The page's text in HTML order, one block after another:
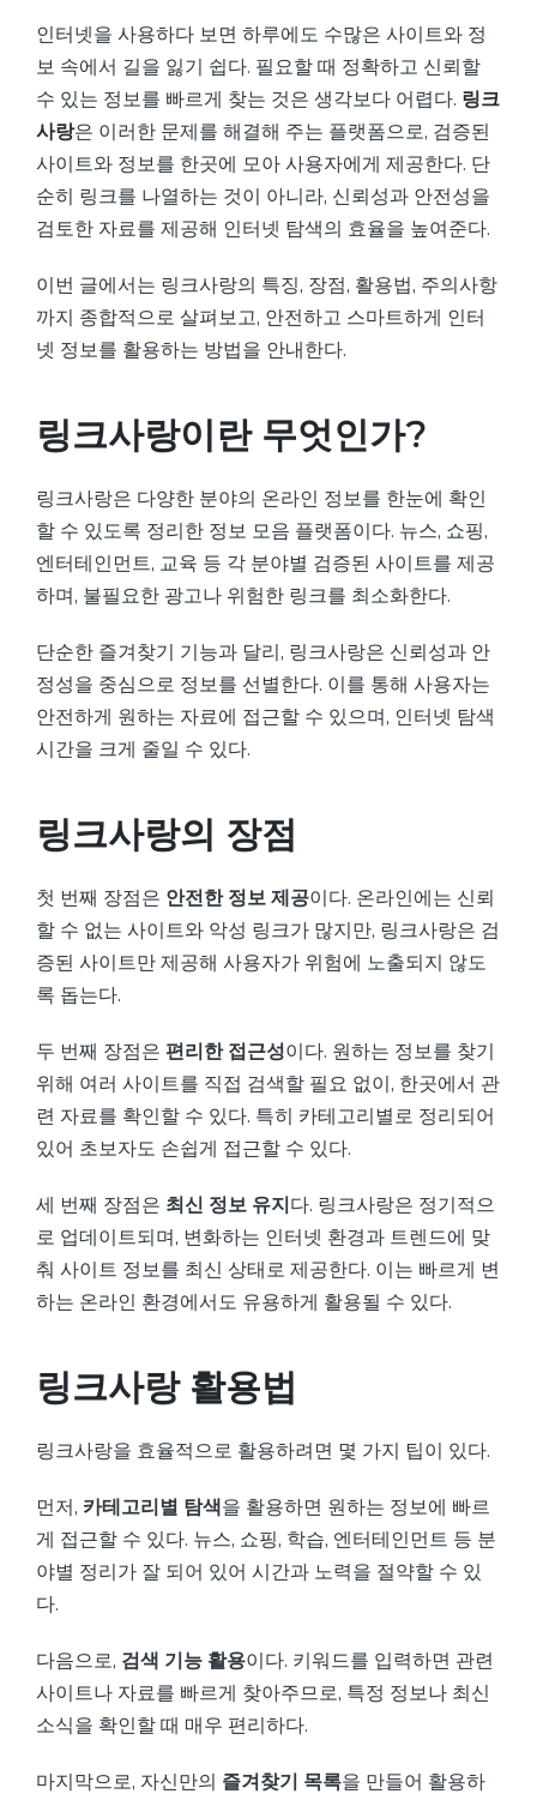
인터넷을 사용하다 보면 하루에도 수많은 사이트와 정
보 속에서 길을 잃기 쉽다. 필요할 때 정확하고 신뢰할
수 있는 정보를 빠르게 찾는 것은 생각보다 어렵다. 링크
사랑은 이러한 문제를 해결해 주는 플랫폼으로, 검증된
사이트와 정보를 한곳에 모아 사용자에게 제공한다. 단
순히 링크를 나열하는 것이 아니라, 신뢰성과 안전성을
검토한 자료를 제공해 인터넷 탐색의 효율을 높여준다.
이번 글에서는 링크사랑의 특징, 장점, 활용법, 주의사항
까지 종합적으로 살펴보고, 안전하고 스마트하게 인터
넷 정보를 활용하는 방법을 안내한다.
링크사랑이란 무엇인가?
링크사랑은 다양한 분야의 온라인 정보를 한눈에 확인
할 수 있도록 정리한 정보 모음 플랫폼이다. 뉴스, 쇼핑,
엔터테인먼트, 교육 등 각 분야별 검증된 사이트를 제공
하며, 불필요한 광고나 위험한 링크를 최소화한다.
단순한 즐겨찾기 기능과 달리, 링크사랑은 신뢰성과 안
정성을 중심으로 정보를 선별한다. 이를 통해 사용자는
안전하게 원하는 자료에 접근할 수 있으며, 인터넷 탐색
시간을 크게 줄일 수 있다.
링크사랑의 장점
첫 번째 장점은 안전한 정보 제공이다. 온라인에는 신뢰
할 수 없는 사이트와 악성 링크가 많지만, 링크사랑은 검
증된 사이트만 제공해 사용자가 위험에 노출되지 않도
록 돕는다.
두 번째 장점은 편리한 접근성이다. 원하는 정보를 찾기
위해 여러 사이트를 직접 검색할 필요 없이, 한곳에서 관
련 자료를 확인할 수 있다. 특히 카테고리별로 정리되어
있어 초보자도 손쉽게 접근할 수 있다.
세 번째 장점은 최신 정보 유지다. 링크사랑은 정기적으
로 업데이트되며, 변화하는 인터넷 환경과 트렌드에 맞
춰 사이트 정보를 최신 상태로 제공한다. 이는 빠르게 변
하는 온라인 환경에서도 유용하게 활용될 수 있다.
링크사랑 활용법
링크사랑을 효율적으로 활용하려면 몇 가지 팁이 있다.
먼저, 카테고리별 탐색을 활용하면 원하는 정보에 빠르
게 접근할 수 있다. 뉴스, 쇼핑, 학습, 엔터테인먼트 등 분
야별 정리가 잘 되어 있어 시간과 노력을 절약할 수 있
다.
다음으로, 검색 기능 활용이다. 키워드를 입력하면 관련
사이트나 자료를 빠르게 찾아주므로, 특정 정보나 최신
소식을 확인할 때 매우 편리하다.
마지막으로, 자신만의 즐겨찾기 목록을 만들어 활용하